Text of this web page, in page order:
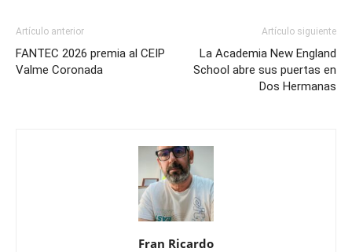
Artículo anterior
FANTEC 2026 premia al CEIP
Valme Coronada
Artículo siguiente
La Academia New England
School abre sus puertas en
Dos Hermanas
Fran Ricardo